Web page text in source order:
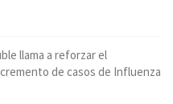
llama a reforzar el
de casos de Influenza